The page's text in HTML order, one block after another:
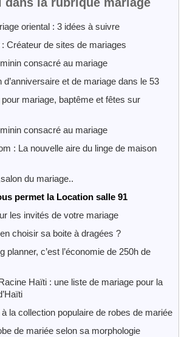
oriental : 3 idées à suivre
Créateur de sites de mariages
consacré au mariage
d’anniversaire et de mariage dans le 53
mariage, baptême et fêtes sur
consacré au mariage
: La nouvelle aire du linge de maison
du mariage..
permet la Location salle 91
les invités de votre mariage
choisir sa boite à dragées ?
planner, c’est l’économie de 250h de
Haïti : une liste de mariage pour la
la collection populaire de robes de mariée
de mariée selon sa morphologie